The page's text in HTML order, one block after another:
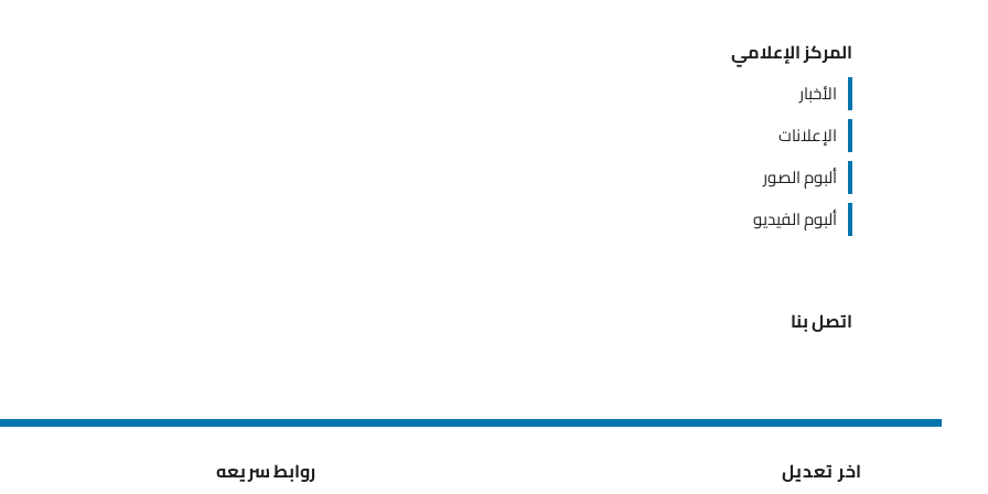
المركز الإعلامي
الإعلانات
ألبوم الصور
ألبوم الفيديو
اتصل بنا
اخر تعديل روابط سريعه